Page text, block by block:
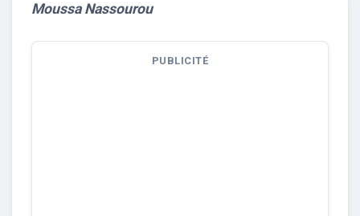
Moussa Nassourou
PUBLICITÉ